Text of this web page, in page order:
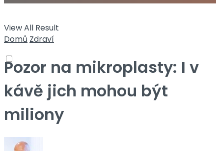
View All Result
Domů Zdraví
Pozor na mikroplasty: I v
kávě jich mohou být
miliony